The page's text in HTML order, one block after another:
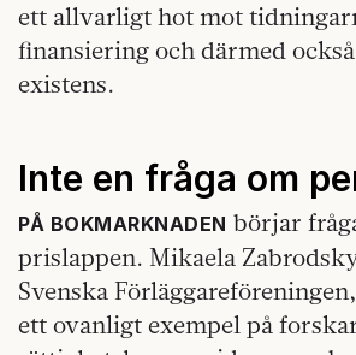
ett allvarligt hot mot
finansiering och därmed
existens.
Inte en fråga om
PÅ BOKMARKNADEN börjar
prislappen. Mikaela
Svenska
ett ovanligt exempel på